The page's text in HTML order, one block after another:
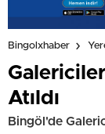
Bingolxhaber
Atıldı
Bingöl'de